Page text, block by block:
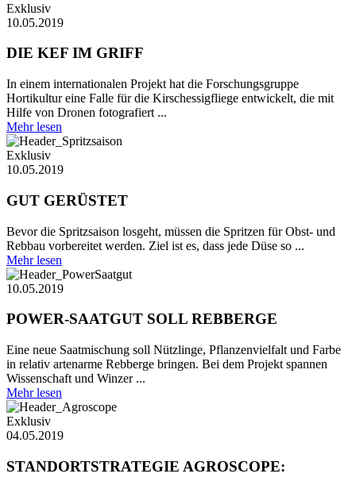
Exklusiv
10.05.2019
DIE KEF IM GRIFF
In einem internationalen Projekt hat die Forschungsgruppe
Hortikultur eine Falle für die Kirschessigfliege entwickelt, die mit
Hilfe von Dronen fotografiert ...
Mehr lesen
Exklusiv
10.05.2019
GUT GERÜSTET
Bevor die Spritzsaison losgeht, müssen die Spritzen für Obst- und
Rebbau vorbereitet werden. Ziel ist es, dass jede Düse so ...
Mehr lesen
10.05.2019
POWER-SAATGUT SOLL REBBERGE
Eine neue Saatmischung soll Nützlinge, Pflanzenvielfalt und Farbe
in relativ artenarme Rebberge bringen. Bei dem Projekt spannen
Wissenschaft und Winzer ...
Mehr lesen
Exklusiv
04.05.2019
STANDORTSTRATEGIE AGROSCOPE: